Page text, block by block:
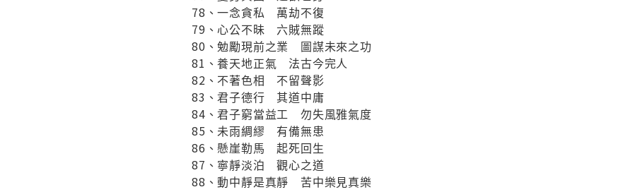
78、一念貪私 萬劫不復
79、心公不昧 六賊無蹤
80、勉勵現前之業 圖謀未來之功
81、養天地正氣 法古今完人
82、不著色相 不留聲影
83、君子德行 其道中庸
84、君子窮當益工 勿失風雅氣度
85、未雨綢繆 有備無患
86、懸崖勒馬 起死回生
87、寧靜淡泊 觀心之道
88、動中靜是真靜 苦中樂見真樂